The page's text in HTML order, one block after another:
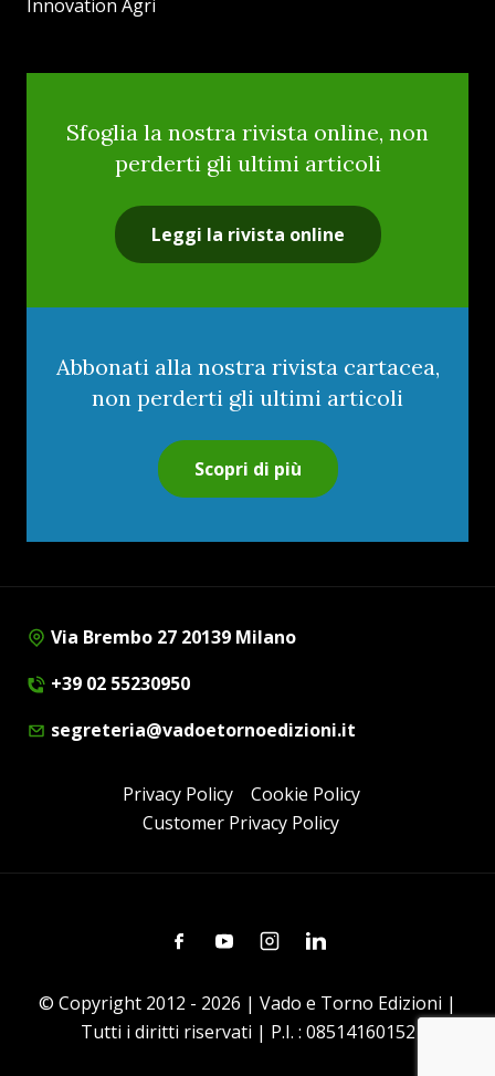
Innovation Agri
Sfoglia la nostra rivista online, non
perderti gli ultimi articoli
Leggi la rivista online
Abbonati alla nostra rivista cartacea,
non perderti gli ultimi articoli
Scopri di più
Via Brembo 27 20139 Milano
+39 02 55230950
segreteria@vadoetornoedizioni.it
Privacy Policy
Cookie Policy
Customer Privacy Policy
FacebookYoutubeInstagramLinkedin
© Copyright 2012 - 2026 | Vado e Torno Edizioni |
Tutti i diritti riservati | P.I. : 08514160152